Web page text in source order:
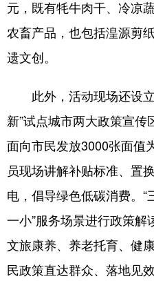
元，既有牦牛肉干、冷凉
农畜产品，也包括湟源剪
遗文创。
此外，活动现场还设立
新”试点城市两大政策宣
面向市民发放3000张面值
员现场讲解补贴标准、置
电，倡导绿色低碳消费。“
一小”服务场景进行政策解
文旅康养、养老托育、健
民政策直达群众、落地见效